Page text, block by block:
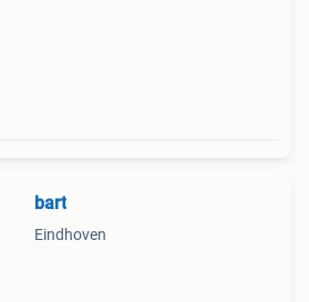
bart
Eindhoven